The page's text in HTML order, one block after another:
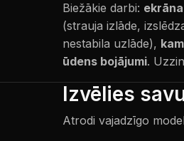
Biežākie darbi:
(strauja izlāde,
nestabila uzlāde),
ūdens bojājumi.
Izvēlies
Atrodi vajadzīgo